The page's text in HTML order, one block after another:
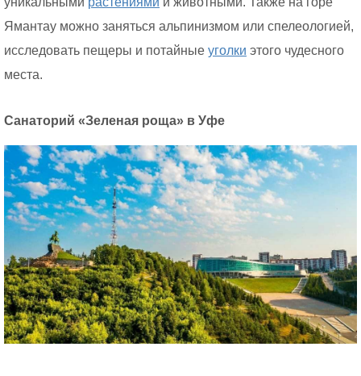
Ямантау можно заняться альпинизмом или спелеологией,
исследовать пещеры и потайные уголки этого чудесного
места.
Санаторий «Зеленая роща» в Уфе